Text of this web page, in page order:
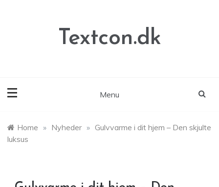
Textcon.dk
Menu
Home » Nyheder » Gulvvarme i dit hjem – Den skjulte
luksus